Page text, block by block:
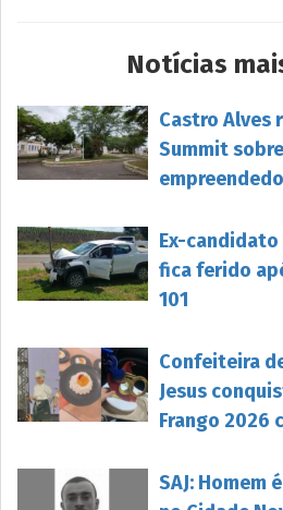
Notícias
Castro Alves
Summit
Ex-candidato
fica ferido
101
Confeiteira
Jesus
Frango 2026
SAJ: Homem